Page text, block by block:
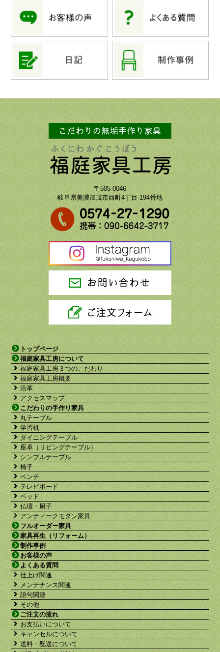
〒505-0046
岐阜県美濃加茂市西町4丁目-194番地
トップページ
福庭家具工房について
福庭家具工房３つのこだわり
福庭家具工房概要
沿革
アクセスマップ
こだわりの手作り家具
丸テーブル
学習机
ダイニングテーブル
座卓（リビングテーブル）
シンプルテーブル
椅子
ベンチ
テレビボード
ベッド
仏壇・厨子
アンティークモダン家具
フルオーダー家具
家具再生（リフォーム）
制作事例
お客様の声
よくある質問
仕上げ関連
メンテナンス関連
語句関連
その他
ご注文の流れ
お支払いについて
キャンセルについて
送料・配送について